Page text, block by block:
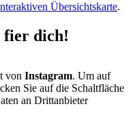
Übersichtskarte.
fier dich!
von Instagram. Um auf
Sie auf die Schaltfläche
an Drittanbieter